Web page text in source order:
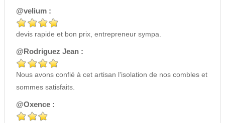
@velium :
devis rapide et bon prix, entrepreneur sympa.
@Rodriguez Jean :
Nous avons confié à cet artisan l'isolation de nos combles et
sommes satisfaits.
@Oxence :